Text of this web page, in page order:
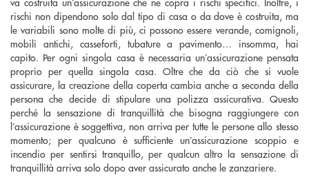
rischi non dipendono solo dal tipo di casa o da dove è costruita, ma
le variabili sono molte di più, ci possono essere verande, comignoli,
mobili antichi, casseforti, tubature a pavimento… insomma, hai
capito. Per ogni singola casa è necessaria un’assicurazione pensata
proprio per quella singola casa. Oltre che da ciò che si vuole
assicurare, la creazione della coperta cambia anche a seconda della
persona che decide di stipulare una polizza assicurativa. Questo
perché la sensazione di tranquillità che bisogna raggiungere con
l’assicurazione è soggettiva, non arriva per tutte le persone allo stesso
momento; per qualcuno è sufficiente un’assicurazione scoppio e
incendio per sentirsi tranquillo, per qualcun altro la sensazione di
tranquillità arriva solo dopo aver assicurato anche le zanzariere.